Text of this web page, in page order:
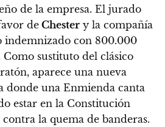
de la empresa. El jurado
deChester y la compañía
indemnizado con 800.000
Como sustituto del clásico
aparece una nueva
donde una Enmienda canta
estar en la Constitución
la quema de banderas.